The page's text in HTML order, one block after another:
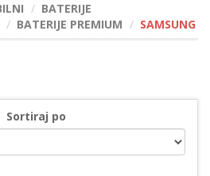
BATERIJE
BATERIJE PREMIUM SAMSUNG
Sortiraj po